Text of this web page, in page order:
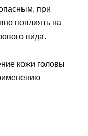
при
повлиять на
вида.
кожи головы